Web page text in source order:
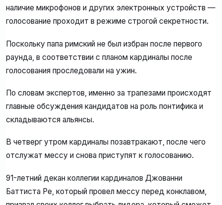
наличие микрофонов и других электронных устройств —
голосование проходит в режиме строгой секретности.
Поскольку папа римский не был избран после первого
раунда, в соответствии с планом кардиналы после
голосования проследовали на ужин.
По словам экспертов, именно за трапезами происходят
главные обсуждения кандидатов на роль понтифика и
складываются альянсы.
В четверг утром кардиналы позавтракают, после чего
отслужат мессу и снова приступят к голосованию.
91-летний декан коллегии кардиналов Джованни
Баттиста Ре, который провел мессу перед конклавом,